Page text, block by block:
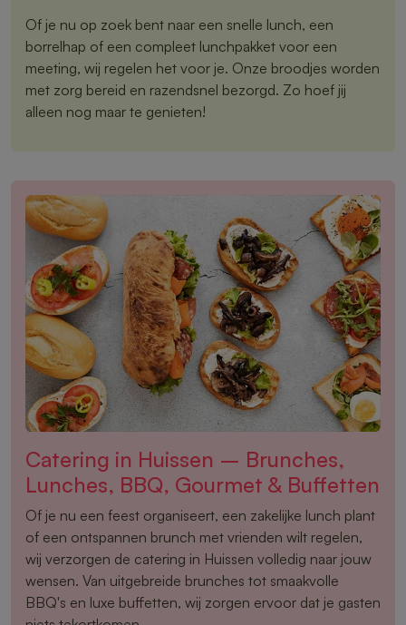
Of je nu op zoek bent naar een snelle lunch, een
borrelhap of een compleet lunchpakket voor een
meeting, wij regelen het voor je. Onze broodjes worden
met zorg bereid en razendsnel bezorgd. Zo hoef jij
alleen nog maar te genieten!
Catering in Huissen – Brunches,
Lunches, BBQ, Gourmet & Buffetten
Of je nu een feest organiseert, een zakelijke lunch plant
of een ontspannen brunch met vrienden wilt regelen,
wij verzorgen de catering in Huissen volledig naar jouw
wensen. Van uitgebreide brunches tot smaakvolle
BBQ's en luxe buffetten, wij zorgen ervoor dat je gasten